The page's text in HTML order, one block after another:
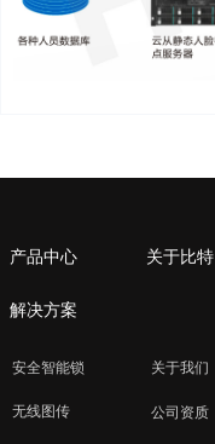
产品中心
安全智能锁
无线图传
关于我们
公司资质
关于比特
解决方案